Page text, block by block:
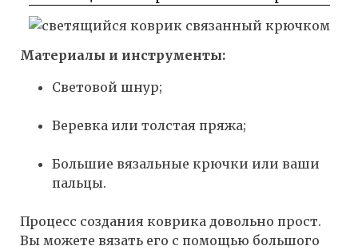
Материалы и инструменты:
Световой шнур;
Веревка или толстая пряжа;
Большие вязальные крючки или ваши
пальцы.
Процесс создания коврика довольно прост.
Вы можете вязать его с помощью большого